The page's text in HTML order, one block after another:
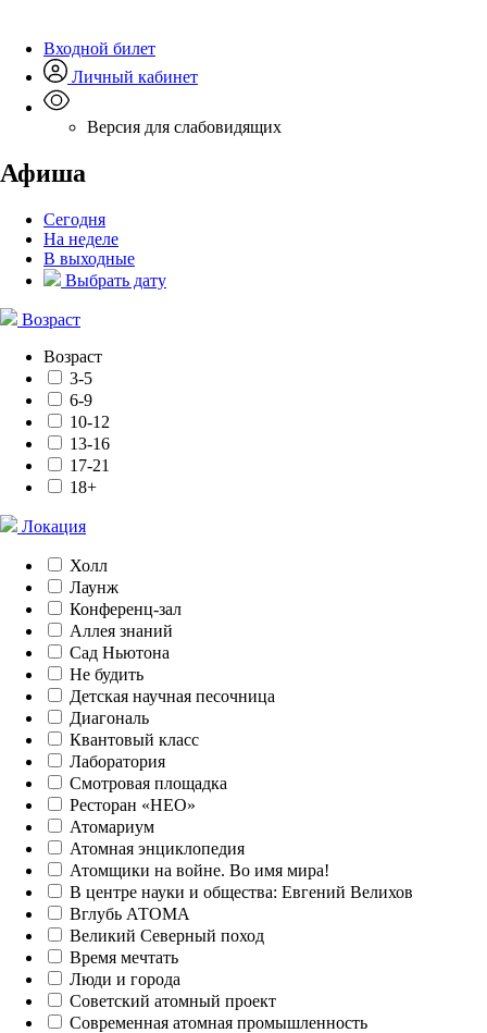
Входной билет
Личный кабинет
Версия для слабовидящих
Афиша
Сегодня
На неделе
В выходные
Выбрать дату
Возраст
Возраст
3-5
6-9
10-12
13-16
17-21
18+
Локация
Холл
Лаунж
Конференц-зал
Аллея знаний
Сад Ньютона
Не будить
Детская научная песочница
Диагональ
Квантовый класс
Лаборатория
Смотровая площадка
Ресторан «НЕО»
Атомариум
Атомная энциклопедия
Атомщики на войне. Во имя мира!
В центре науки и общества: Евгений Велихов
Вглубь АТОМА
Великий Северный поход
Время мечтать
Люди и города
Советский атомный проект
Современная атомная промышленность